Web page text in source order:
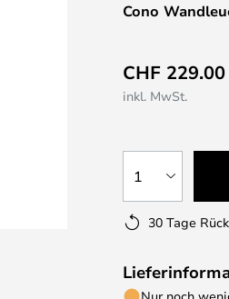
Cono
CHF 229.00
inkl. MwSt.
1
30 Tage